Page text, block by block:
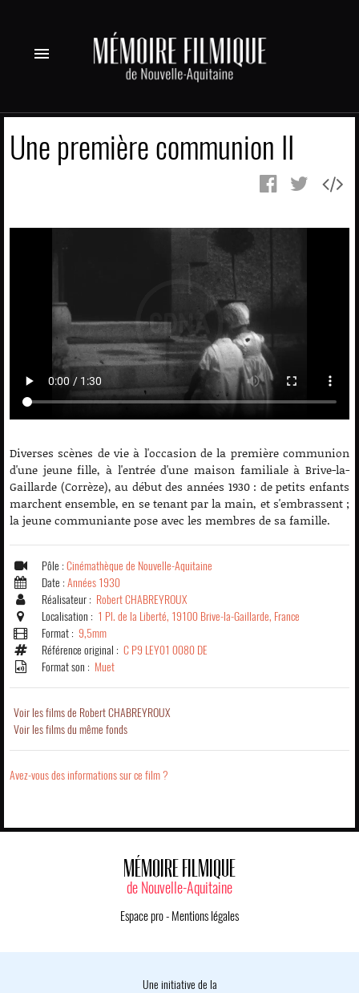
menu
Une première communion II
Diverses scènes de vie à l'occasion de la première communion
d'une jeune fille, à l'entrée d'une maison familiale à Brive-la-
Gaillarde (Corrèze), au début des années 1930 : de petits enfants
marchent ensemble, en se tenant par la main, et s'embrassent ;
la jeune communiante pose avec les membres de sa famille.
Pôle : Cinémathèque de Nouvelle-Aquitaine
Date : Années 1930
Réalisateur : Robert CHABREYROUX
Localisation : 1 Pl. de la Liberté, 19100 Brive-la-Gaillarde, France
Format : 9,5mm
Référence original : C P9 LEY01 0080 DE
Format son : Muet
Voir les films de Robert CHABREYROUX
Voir les films du même fonds
Avez-vous des informations sur ce film ?
MÉMOIRE FILMIQUE
de Nouvelle-Aquitaine
Espace pro- Mentions légales
Une initiative de la